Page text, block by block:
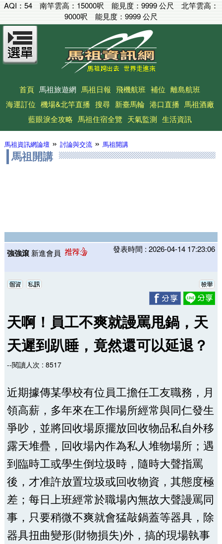
AQI：54 南竿雲高：15000呎能見度：9999 公尺北竿雲高：
9000呎能見度：9999 公尺
首頁 馬祖旅遊網 馬祖日報 飛機航班 補位 離島航班
海運訂位 機場&北竿直播 搜尋 新臺馬輪 港口直播 馬祖酒廠
藍眼淚全攻略 馬祖住宿全覽 天氣監測 生活資訊
馬祖資訊網論壇» 討論與交流» 馬祖開講
馬祖開講
強強滾 新進會員 發表時間 : 2026-04-14 17:23:06
天啊！員工不爽就謾罵甩鍋，天
天遲到趴睡，竟然還可以延退？
--閱讀人次 : 8517
近期據傳某學校有位員工擔任工友職務，月
領高薪，多年來在工作場所經常與同仁發生
爭吵，並將回收場原擺放回收物品私自外移
露天堆疊，回收場內作為私人堆物場所；遇
到臨時工或學生倒垃圾時，隨時大聲指罵
後，才准許放置垃圾或回收物資，其態度極
差；每日上班經常於職場內無故大聲謾罵同
事，只要稍微不爽就會猛敲鍋蓋等器具，除
器具扭曲變形(財物損失)外，搞的現場執事